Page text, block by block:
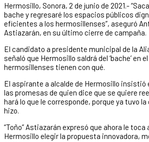
Hermosillo, Sonora, 2 de junio de 2021.-
bache y regresaré los espacios públicos
eficientes a los hermosillenses”, aseguró
Astiazarán, en su último cierre de campaña.
El candidato a presidente municipal de la
señaló que Hermosillo saldrá del ‘bache’ en
hermosillenses tienen con qué.
El aspirante a alcalde de Hermosillo insistió
las promesas de quien dice que se quiere
hará lo que le corresponde, porque ya tuvo
hizo.
“Toño” Astiazarán expresó que ahora le toca
Hermosillo elegir la propuesta innovadora,